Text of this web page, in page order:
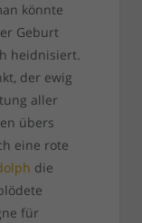
könnte
Geburt
heidnisiert.
der ewig
aller
übers
eine rote
die
für